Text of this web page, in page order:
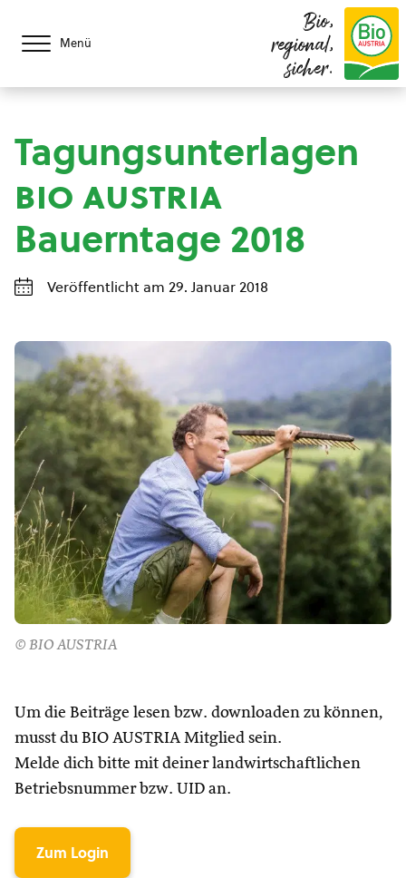
Menü
Bio,
regional,
sicher.
Tagungsunterlagen
bio austria
Bauerntage 2018
Veröffentlicht am 29. Januar 2018
© BIO AUSTRIA
Um die Beiträge lesen bzw. downloaden zu können,
musst du BIO AUSTRIA Mitglied sein.
Melde dich bitte mit deiner landwirtschaftlichen
Betriebsnummer bzw. UID an.
Zum Login